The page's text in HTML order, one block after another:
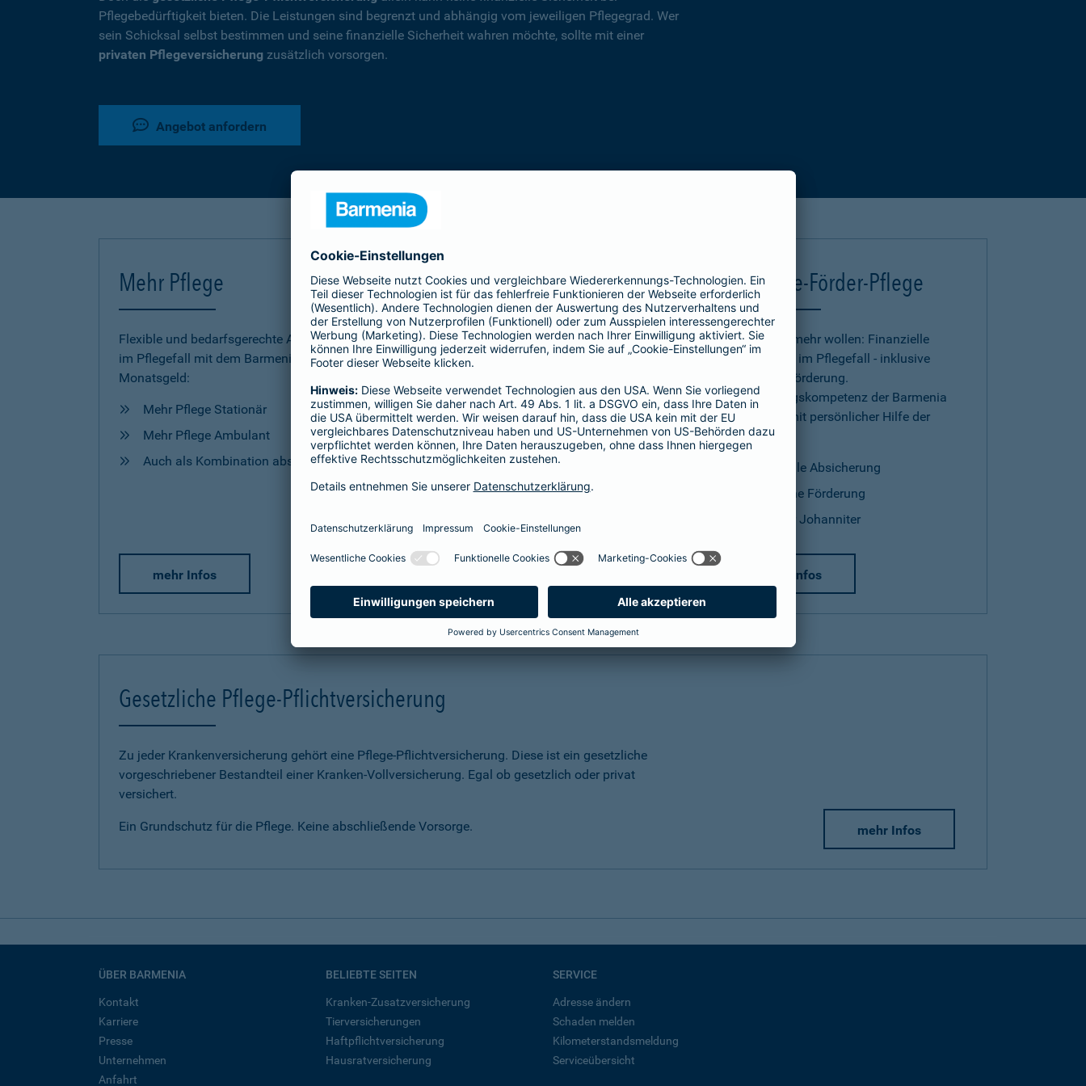
Pflegebedürftigkeit bieten. Die Leistungen sind begrenzt und abhängig vom jeweiligen Pflegegrad. Wer
sein Schicksal selbst bestimmen und seine finanzielle Sicherheit wahren möchte, sollte mit einer
privaten Pflegeversicherung zusätzlich vorsorgen.
Angebot anfordern
Mehr Pflege
Flexible und bedarfsgerechte Absicherung
im Pflegefall mit dem Barmenia Pflege-
Monatsgeld:
Mehr Pflege Stationär
Mehr Pflege Ambulant
Auch als Kombination abschließbar
mehr Infos
PflegeSofort
Ein erster Schritt in Richtung Pflegeab­
sicherung: Praktische Hilfe und
Pflegesituation.
Hilfe
Unterstützung
Deutsche-Förder-Pflege
Für alle, die mehr wollen: Finanzielle
Absicherung im Pflegefall - inklusive
staatlicher Förderung.
Versicherungskompetenz der Barmenia
kombiniert mit persönlicher Hilfe der
Johanniter.
finanzielle Absicherung
staatliche Förderung
Hilfe der Johanniter
mehr Infos
Gesetzliche Pflege-Pflichtversicherung
Zu jeder Krankenversicherung gehört eine Pflege-Pflichtversicherung. Diese ist ein gesetzliche
vorgeschriebener Bestandteil einer Kranken-Vollversicherung. Egal ob gesetzlich oder privat
versichert.
Ein Grundschutz für die Pflege. Keine abschließende Vorsorge. mehr Infos
ÜBER BARMENIA
Kontakt
Karriere
Presse
Unternehmen
Anfahrt
BELIEBTE SEITEN
Kranken-Zusatzversicherung
Tierversicherungen
Haftpflichtversicherung
Hausratversicherung
SERVICE
Adresse ändern
Schaden melden
Kilometerstandsmeldung
Serviceübersicht